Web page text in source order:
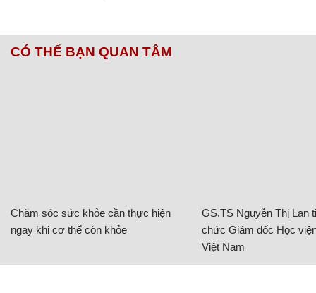
CÓ THỂ BẠN QUAN TÂM
Chăm sóc sức khỏe cần thực hiện
ngay khi cơ thể còn khỏe
GS.TS Nguyễn Thị Lan
chức Giám đốc Học
Việt Nam